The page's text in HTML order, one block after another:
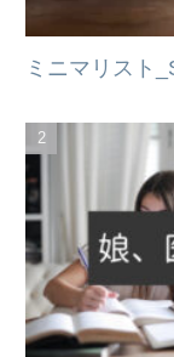
ミニマリスト